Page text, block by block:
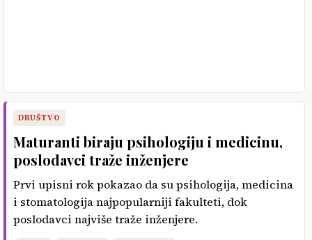
DRUŠTVO
Maturanti biraju psihologiju i medicinu,
poslodavci traže inženjere
Prvi upisni rok pokazao da su psihologija, medicina
i stomatologija najpopularniji fakulteti, dok
poslodavci najviše traže inženjere.